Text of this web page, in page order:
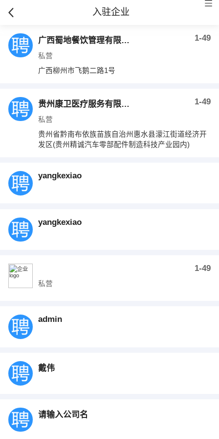
入驻企业
广西蜀地餐饮管理有限公司 1-49
私营
广西柳州市飞鹅二路1号
贵州康卫医疗服务有限公司 1-49
私营
贵州省黔南布依族苗族自治州惠水县濛江街道经济开
发区(贵州精诚汽车零部配件制造科技产业园内)
yangkexiao
yangkexiao
1-49
私营
admin
戴伟
请输入公司名